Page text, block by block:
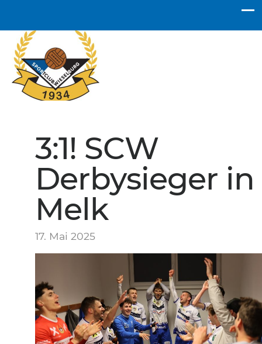
3:1! SCW
Derbysieger in
Melk
17. Mai 2025